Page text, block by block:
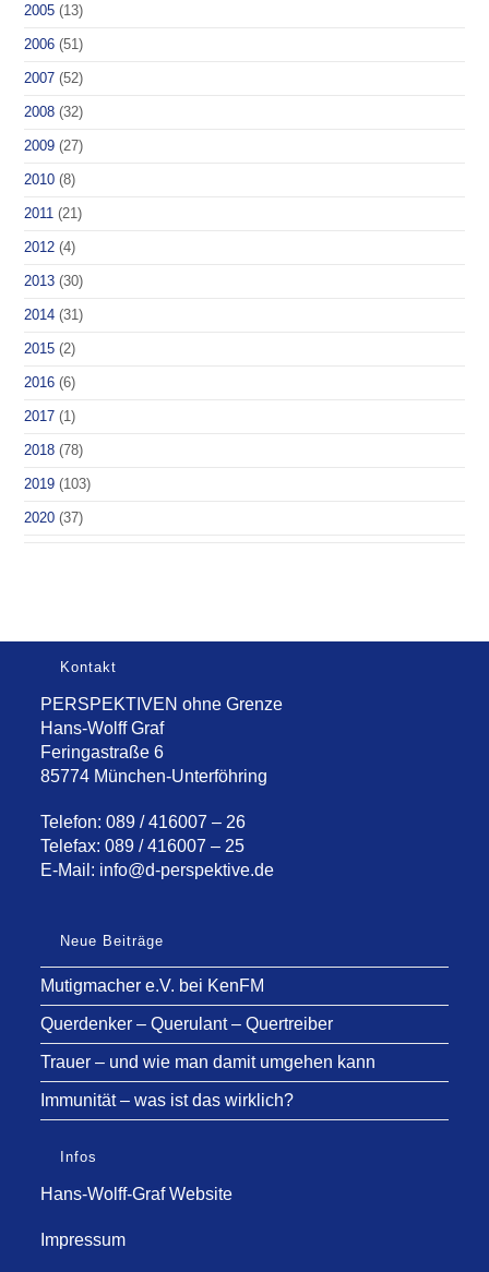
2005 (13)
2006 (51)
2007 (52)
2008 (32)
2009 (27)
2010 (8)
2011 (21)
2012 (4)
2013 (30)
2014 (31)
2015 (2)
2016 (6)
2017 (1)
2018 (78)
2019 (103)
2020 (37)
Kontakt
PERSPEKTIVEN ohne Grenze
Hans-Wolff Graf
Feringastraße 6
85774 München-Unterföhring
Telefon: 089 / 416007 – 26
Telefax: 089 / 416007 – 25
E-Mail: info@d-perspektive.de
Neue Beiträge
Mutigmacher e.V. bei KenFM
Querdenker – Querulant – Quertreiber
Trauer – und wie man damit umgehen kann
Immunität – was ist das wirklich?
Infos
Hans-Wolff-Graf Website
Impressum